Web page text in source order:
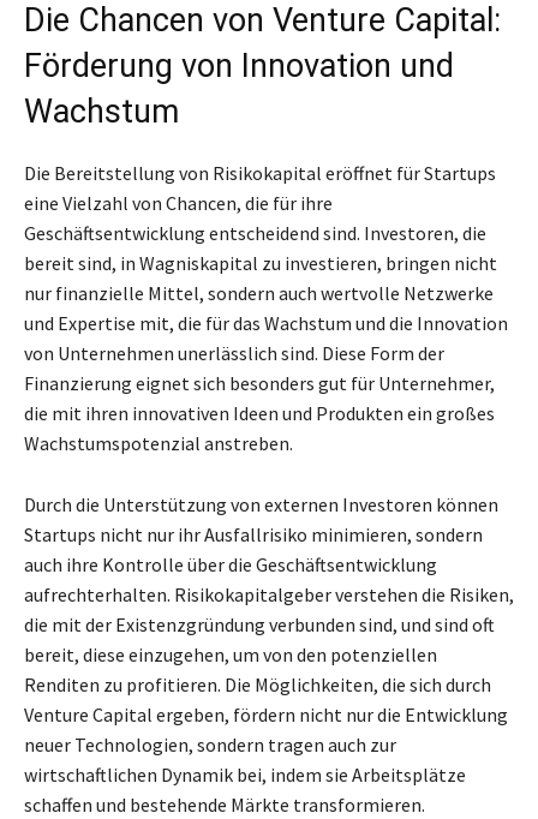
Die Chancen von Venture Capital:
Förderung von Innovation und
Wachstum
Die Bereitstellung von Risikokapital eröffnet für Startups
eine Vielzahl von Chancen, die für ihre
Geschäftsentwicklung entscheidend sind. Investoren, die
bereit sind, in Wagniskapital zu investieren, bringen nicht
nur finanzielle Mittel, sondern auch wertvolle Netzwerke
und Expertise mit, die für das Wachstum und die Innovation
von Unternehmen unerlässlich sind. Diese Form der
Finanzierung eignet sich besonders gut für Unternehmer,
die mit ihren innovativen Ideen und Produkten ein großes
Wachstumspotenzial anstreben.
Durch die Unterstützung von externen Investoren können
Startups nicht nur ihr Ausfallrisiko minimieren, sondern
auch ihre Kontrolle über die Geschäftsentwicklung
aufrechterhalten. Risikokapitalgeber verstehen die Risiken,
die mit der Existenzgründung verbunden sind, und sind oft
bereit, diese einzugehen, um von den potenziellen
Renditen zu profitieren. Die Möglichkeiten, die sich durch
Venture Capital ergeben, fördern nicht nur die Entwicklung
neuer Technologien, sondern tragen auch zur
wirtschaftlichen Dynamik bei, indem sie Arbeitsplätze
schaffen und bestehende Märkte transformieren.